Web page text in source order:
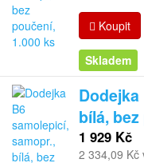
Koupit
Skladem
bílá,
1 929 Kč
2 334,09 Kč